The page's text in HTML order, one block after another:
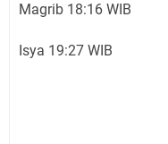
Magrib 18:16 WIB
Isya 19:27 WIB